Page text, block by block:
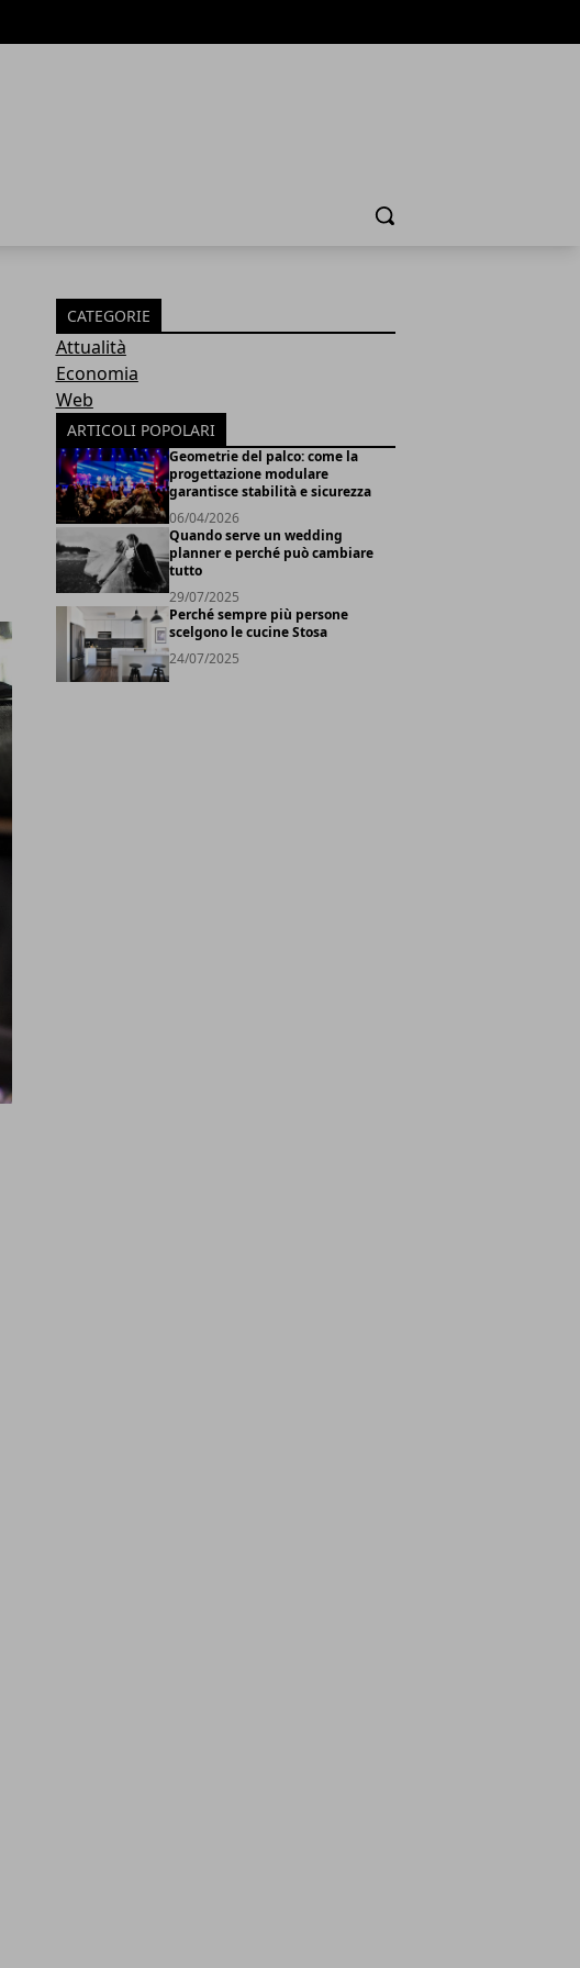
Cerca
CATEGORIE
Attualità
Economia
Web
ARTICOLI POPOLARI
Geometrie del palco: come la
progettazione modulare
garantisce stabilità e sicurezza
06/04/2026
Quando serve un wedding
planner e perché può cambiare
tutto
29/07/2025
Perché sempre più persone
scelgono le cucine Stosa
24/07/2025